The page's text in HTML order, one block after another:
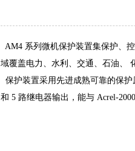
AM4 系列微机保护装置集保护、
域覆盖电力、水利、交通、石油、
保护装置采用先进成熟可靠的保
和 5 路继电器输出，能与 Acrel-